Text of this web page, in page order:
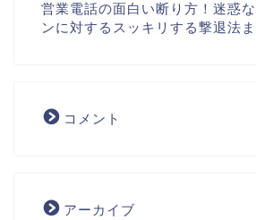
営業電話の面白い断り方！迷惑
ンに対するスッキリする撃退法
コメント
アーカイブ